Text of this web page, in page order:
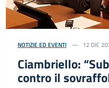
NOTIZIE ED EVENTI 12 DIC
Ciambriello:
contro il